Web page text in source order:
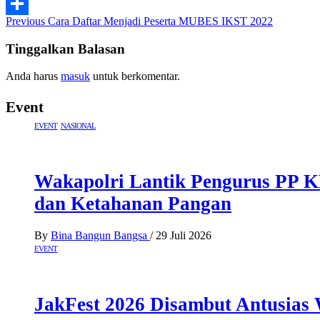
PrintFriendly
Share
Post
navigation
Previous Cara Daftar Menjadi Peserta MUBES IKST 2022
Tinggalkan Balasan
Anda harus masuk untuk berkomentar.
Event
EVENT NASIONAL
Wakapolri Lantik Pengurus PP
dan Ketahanan Pangan
By Bina Bangun Bangsa / 29 Juli 2026
EVENT
JakFest 2026 Disambut